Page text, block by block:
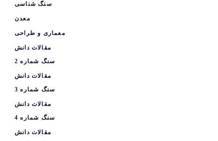
سنگ شناسی
معدن
معماری و طراحی
مقالات دانش
سنگ شماره 2
مقالات دانش
سنگ شماره 3
مقالات دانش
سنگ شماره 4
مقالات دانش